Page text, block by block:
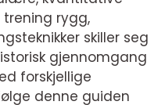
rygg,
skiller seg
gjennomgang
forskjellige
denne guiden